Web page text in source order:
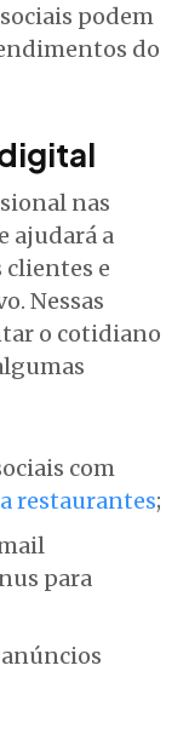
podem
do
nas
ajudará a
clientes e
Nessas
o cotidiano
com
restaurantes;
para